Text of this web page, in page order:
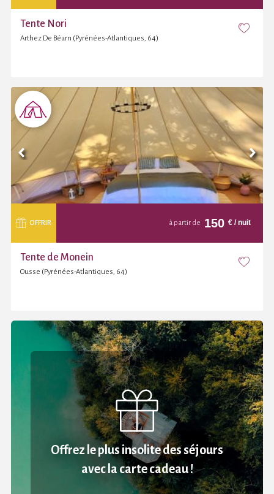
Tente Nori
Arthez De Béarn (Pyrénées-Atlantiques, 64)
OFFRIR à partir de 150 € / nuit
Tente de Monein
Ousse (Pyrénées-Atlantiques, 64)
Offrez le plus insolite des séjours
avec la carte cadeau !